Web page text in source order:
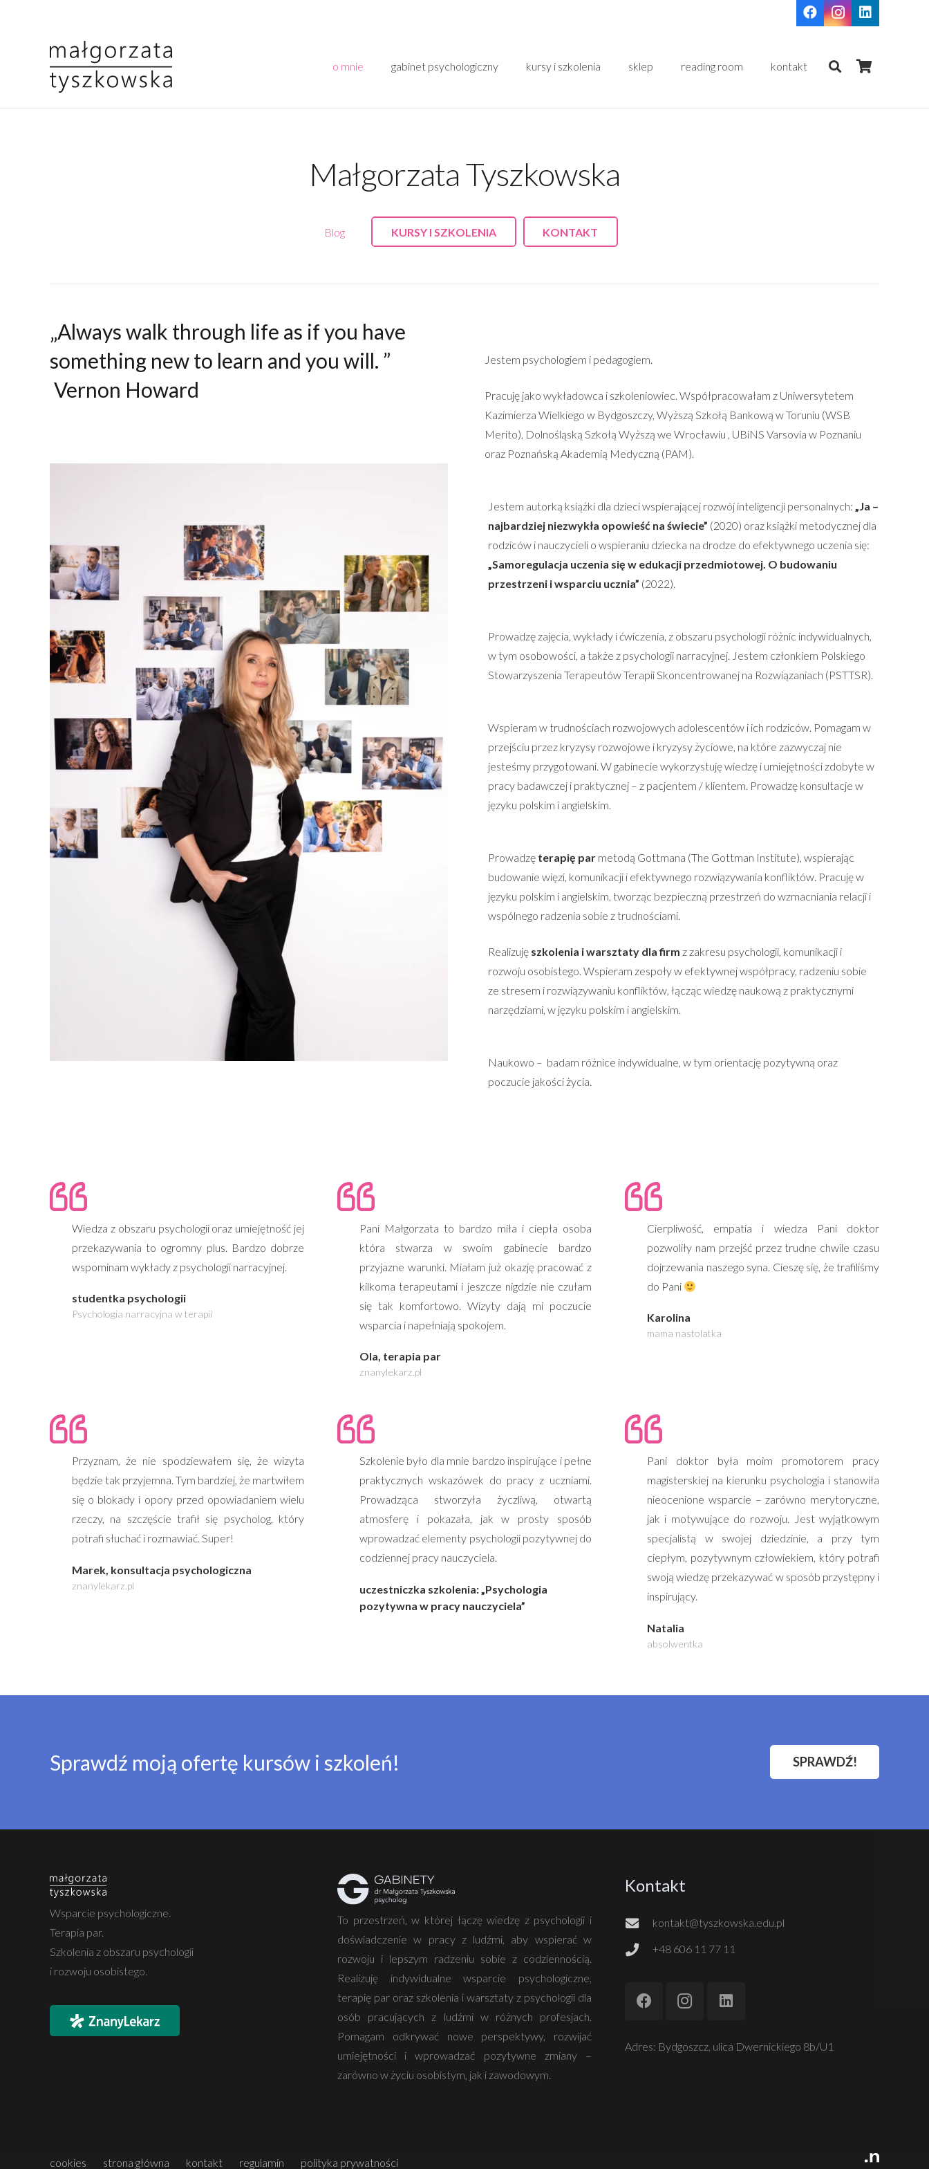
o mnie gabinet psychologiczny kursy i szkolenia sklep reading room kontakt
Małgorzata Tyszkowska
Blog KURSY I SZKOLENIA KONTAKT
„Always walk through life as if you have
something new to learn and you will. ”
Vernon Howard
Jestem psychologiem i pedagogiem.
Pracuję jako wykładowca i szkoleniowiec. Współpracowałam z Uniwersytetem
Kazimierza Wielkiego w Bydgoszczy, Wyższą Szkołą Bankową w Toruniu (WSB
Merito), Dolnośląską Szkołą Wyższą we Wrocławiu , UBiNS Varsovia w Poznaniu
oraz Poznańską Akademią Medyczną (PAM).
Jestem autorką książki dla dzieci wspierającej rozwój inteligencji personalnych: „Ja –
najbardziej niezwykła opowieść na świecie” (2020) oraz książki metodycznej dla
rodziców i nauczycieli o wspieraniu dziecka na drodze do efektywnego uczenia się:
„Samoregulacja uczenia się w edukacji przedmiotowej. O budowaniu
przestrzeni i wsparciu ucznia” (2022).
Prowadzę zajęcia, wykłady i ćwiczenia, z obszaru psychologii różnic indywidualnych,
w tym osobowości, a także z psychologii narracyjnej. Jestem członkiem Polskiego
Stowarzyszenia Terapeutów Terapii Skoncentrowanej na Rozwiązaniach (PSTTSR).
Wspieram w trudnościach rozwojowych adolescentów i ich rodziców. Pomagam w
przejściu przez kryzysy rozwojowe i kryzysy życiowe, na które zazwyczaj nie
jesteśmy przygotowani. W gabinecie wykorzystuję wiedzę i umiejętności zdobyte w
pracy badawczej i praktycznej – z pacjentem / klientem. Prowadzę konsultacje w
języku polskim i angielskim.
Prowadzę terapię par metodą Gottmana (The Gottman Institute), wspierając
budowanie więzi, komunikacji i efektywnego rozwiązywania konfliktów. Pracuję w
języku polskim i angielskim, tworząc bezpieczną przestrzeń do wzmacniania relacji i
wspólnego radzenia sobie z trudnościami.
Realizuję szkolenia i warsztaty dla firm z zakresu psychologii, komunikacji i
rozwoju osobistego. Wspieram zespoły w efektywnej współpracy, radzeniu sobie
ze stresem i rozwiązywaniu konfliktów, łącząc wiedzę naukową z praktycznymi
narzędziami, w języku polskim i angielskim.
Naukowo – badam różnice indywidualne, w tym orientację pozytywną oraz
poczucie jakości życia.
Wiedza z obszaru psychologii oraz umiejętność jej
przekazywania to ogromny plus. Bardzo dobrze
wspominam wykłady z psychologii narracyjnej.
studentka psychologii
Psychologia narracyjna w terapii
Pani Małgorzata to bardzo miła i ciepła osoba
która stwarza w swoim gabinecie bardzo
przyjazne warunki. Miałam już okazję pracować z
kilkoma terapeutami i jeszcze nigdzie nie czułam
się tak komfortowo. Wizyty dają mi poczucie
wsparcia i napełniają spokojem.
Ola, terapia par
znanylekarz.pl
Cierpliwość, empatia i wiedza Pani doktor
pozwoliły nam przejść przez trudne chwile czasu
dojrzewania naszego syna. Cieszę się, że trafiliśmy
do Pani
Karolina
mama nastolatka
Przyznam, że nie spodziewałem się, że wizyta
będzie tak przyjemna. Tym bardziej, że martwiłem
się o blokady i opory przed opowiadaniem wielu
rzeczy, na szczęście trafił się psycholog, który
potrafi słuchać i rozmawiać. Super!
Marek, konsultacja psychologiczna
znanylekarz.pl
Szkolenie było dla mnie bardzo inspirujące i pełne
praktycznych wskazówek do pracy z uczniami.
Prowadząca stworzyła życzliwą, otwartą
atmosferę i pokazała, jak w prosty sposób
wprowadzać elementy psychologii pozytywnej do
codziennej pracy nauczyciela.
uczestniczka szkolenia: „Psychologia
pozytywna w pracy nauczyciela”
Pani doktor była moim promotorem pracy
magisterskiej na kierunku psychologia i stanowiła
nieocenione wsparcie – zarówno merytoryczne,
jak i motywujące do rozwoju. Jest wyjątkowym
specjalistą w swojej dziedzinie, a przy tym
ciepłym, pozytywnym człowiekiem, który potrafi
swoją wiedzę przekazywać w sposób przystępny i
inspirujący.
Natalia
absolwentka
Sprawdź moją ofertę kursów i szkoleń! SPRAWDŹ!
Wsparcie psychologiczne.
Terapia par.
Szkolenia z obszaru psychologii
i rozwoju osobistego.
To przestrzeń, w której łączę wiedzę z psychologii i
doświadczenie w pracy z ludźmi, aby wspierać w
rozwoju i lepszym radzeniu sobie z codziennością.
Realizuję indywidualne wsparcie psychologiczne,
terapię par oraz szkolenia i warsztaty z psychologii dla
osób pracujących z ludźmi w różnych profesjach.
Pomagam odkrywać nowe perspektywy, rozwijać
umiejętności i wprowadzać pozytywne zmiany –
zarówno w życiu osobistym, jak i zawodowym.
Kontakt
kontakt@tyszkowska.edu.pl
+48 606 11 77 11
Adres: Bydgoszcz, ulica Dwernickiego 8b/U1
cookies strona główna kontakt regulamin polityka prywatności